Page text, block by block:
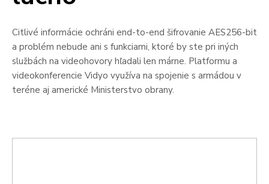
Citlivé informácie ochráni end-to-end šifrovanie AES256-bit
a problém nebude ani s funkciami, ktoré by ste pri iných
službách na videohovory hľadali len márne. Platformu a
videokonferencie Vidyo využíva na spojenie s armádou v
teréne aj americké Ministerstvo obrany.